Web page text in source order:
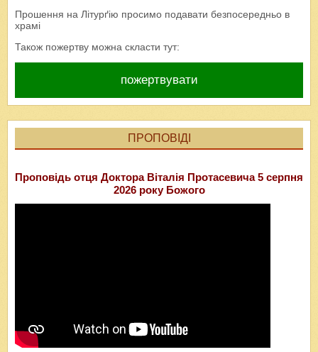
Прошення на Літурґію просимо подавати безпосередньо в
храмі
Також пожертву можна скласти тут:
пожертвувати
ПРОПОВІДІ
Проповідь отця Доктора Віталія Протасевича 5 серпня
2026 року Божого